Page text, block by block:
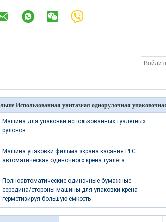
Использованная унитазная однорулочная
Машина для упаковки использованных туалетных
рулонов
Машина упаковки фильма экрана касания PLC
автоматическая одиночного крена туалета
Полноавтоматические одиночные бумажные
середина/стороны машины для упаковки крена
герметизируя большую емкость